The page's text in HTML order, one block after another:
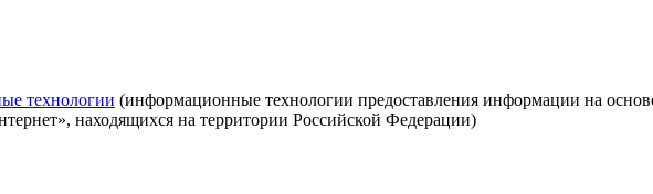
технологии (информационные технологии предоставления информации на
находящихся на территории Российской Федерации)